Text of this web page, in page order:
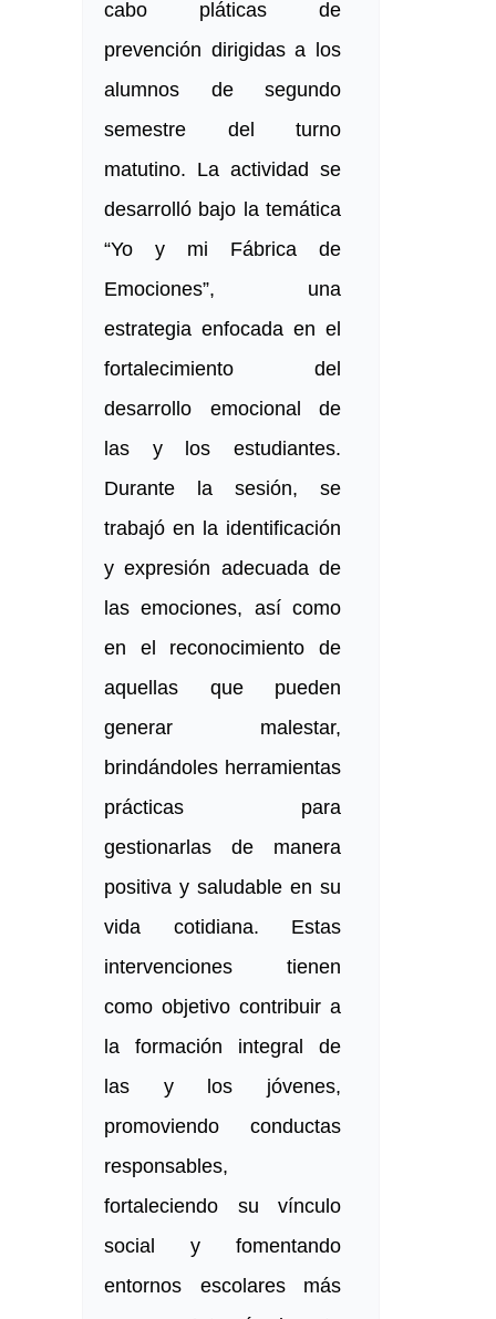
cabo pláticas de
prevención dirigidas a los
alumnos de segundo
semestre del turno
matutino. La actividad se
desarrolló bajo la temática
“Yo y mi Fábrica de
Emociones”, una
estrategia enfocada en el
fortalecimiento del
desarrollo emocional de
las y los estudiantes.
Durante la sesión, se
trabajó en la identificación
y expresión adecuada de
las emociones, así como
en el reconocimiento de
aquellas que pueden
generar malestar,
brindándoles herramientas
prácticas para
gestionarlas de manera
positiva y saludable en su
vida cotidiana. Estas
intervenciones tienen
como objetivo contribuir a
la formación integral de
las y los jóvenes,
promoviendo conductas
responsables,
fortaleciendo su vínculo
social y fomentando
entornos escolares más